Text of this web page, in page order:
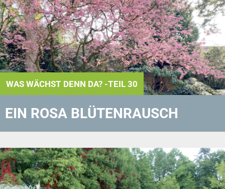
WAS WÄCHST DENN DA? -TEIL 30
EIN ROSA BLÜTENRAUSCH